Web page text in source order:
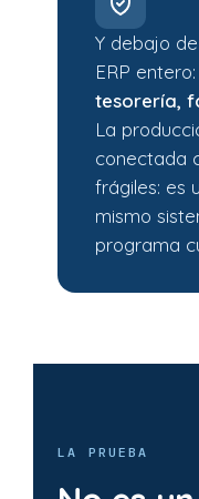
Y debajo
ERP entero:
tesorería,
La
conectada
frágiles: es
mismo
programa
LA PRUEBA